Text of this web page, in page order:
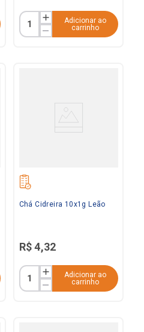
Adicionar ao
carrinho
Chá Cidreira 10x1g Leão
R$ 4,32
Adicionar ao
carrinho